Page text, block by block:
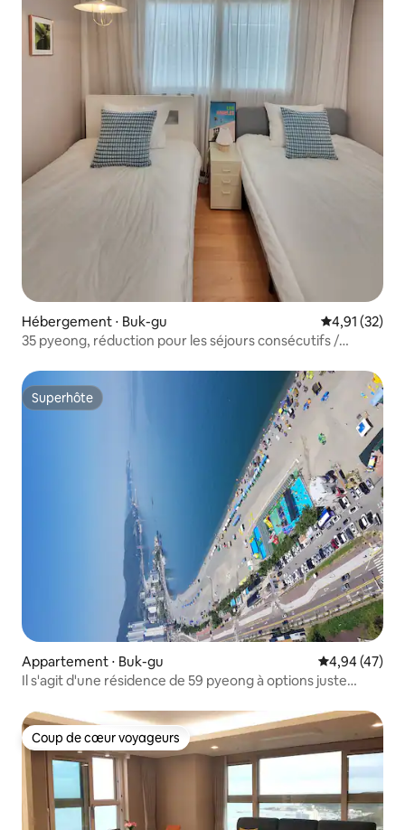
Hébergement ⋅ Buk-gu Évaluation
4,91 (32)
35 pyeong, réduction pour les séjours consécutifs /
Lieu populaire pour les feux d'artifice / Marché de Jukdo à
3 minutes / Space Walk / Net Plus
Superhôte
Superhôte
Appartement ⋅ Buk-gu Évaluation
4,94 (47)
Il s'agit d'une résidence de 59 pyeong à options juste
imprenable sur l'océan chez nous.
Coup de cœur voyageurs
Coup de cœur voyageurs